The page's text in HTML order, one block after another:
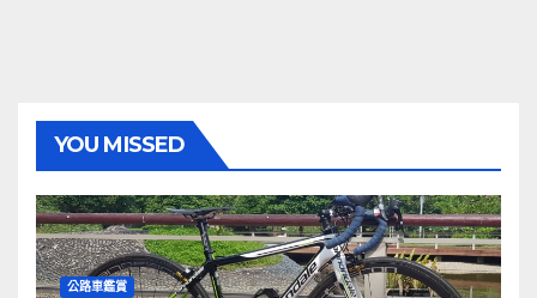
YOU MISSED
公路車鑑賞